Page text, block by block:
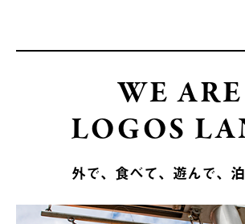
WE ARE
LOGOS
外で、食べて、遊んで、泊